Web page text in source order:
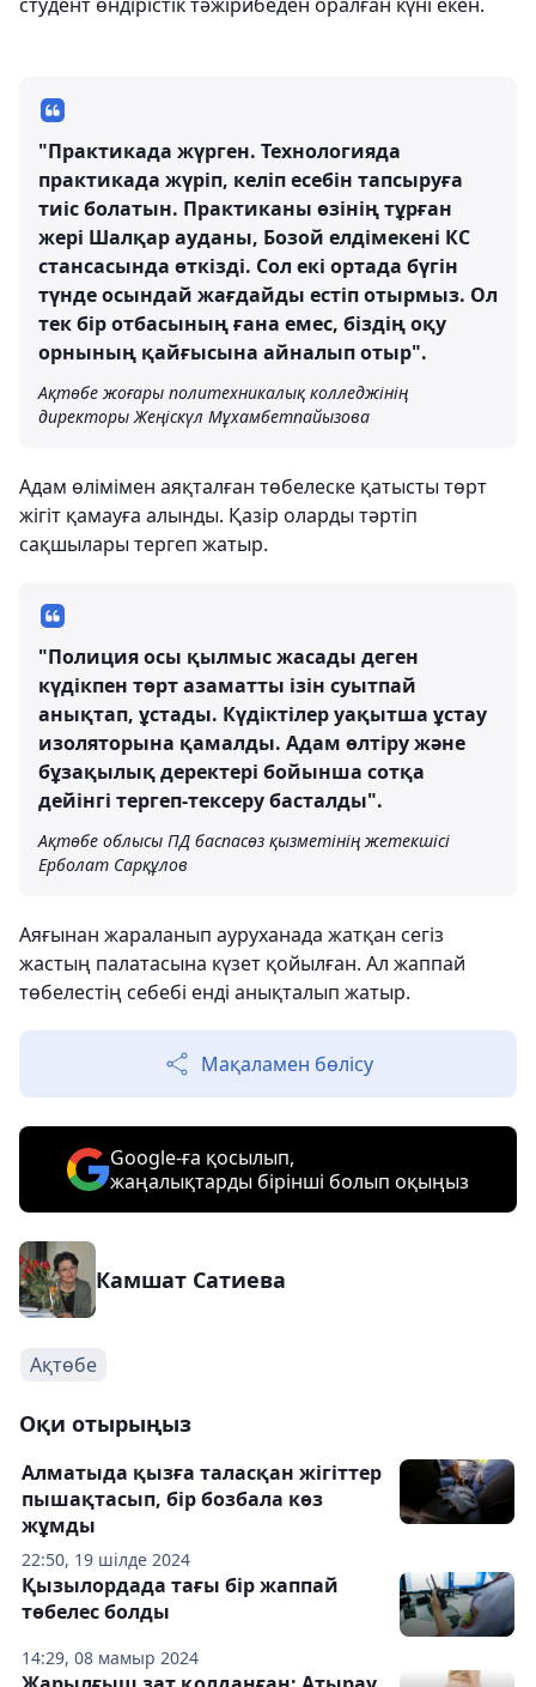
"Практикада жүрген. Технологияда
практикада жүріп, келіп есебін тапсыруға
тиіс болатын. Практиканы өзінің тұрған
жері Шалқар ауданы, Бозой елдімекені КС
стансасында өткізді. Сол екі ортада бүгін
түнде осындай жағдайды естіп отырмыз. Ол
тек бір отбасының ғана емес, біздің оқу
орнының қайғысына айналып отыр".
Ақтөбе жоғары политехникалық колледжінің
директоры Жеңіскүл Мұхамбетпайызова
Адам өлімімен аяқталған төбелеске қатысты төрт
жігіт қамауға алынды. Қазір оларды тәртіп
сақшылары тергеп жатыр.
"Полиция осы қылмыс жасады деген
күдікпен төрт азаматты ізін суытпай
анықтап, ұстады. Күдіктілер уақытша ұстау
изоляторына қамалды. Адам өлтіру және
бұзақылық деректері бойынша сотқа
дейінгі тергеп-тексеру басталды".
Ақтөбе облысы ПД баспасөз қызметінің жетекшісі
Ерболат Сарқұлов
Аяғынан жараланып ауруханада жатқан сегіз
жастың палатасына күзет қойылған. Ал жаппай
төбелестің себебі енді анықталып жатыр.
Мақаламен бөлісу
Google-ға қосылып,
жаңалықтарды бірінші болып оқыңыз
Камшат Сатиева
Ақтөбе
Оқи отырыңыз
22:50, 19 шілде 2024
Алматыда қызға таласқан жігіттер
пышақтасып, бір бозбала көз
жұмды
14:29, 08 мамыр 2024
Қызылордада тағы бір жаппай
төбелес болды